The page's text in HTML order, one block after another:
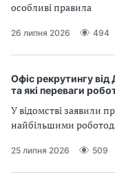
особливі правила
26 липня 2026 494
Офіс рекрутингу
та які переваги
У відомстві заявили
найбільшими
25 липня 2026 509